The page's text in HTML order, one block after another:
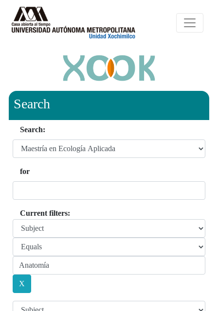
Search
Search:
for
Current filters: